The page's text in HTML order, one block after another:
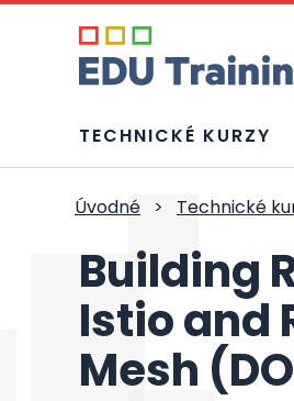
TECHNICKÉ KURZY
Úvodné > Technické
Building
Istio and
Mesh